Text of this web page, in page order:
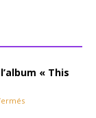
« This